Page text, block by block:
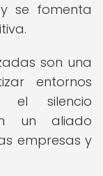
se fomenta
son una
entornos
el silencio
un aliado
empresas y